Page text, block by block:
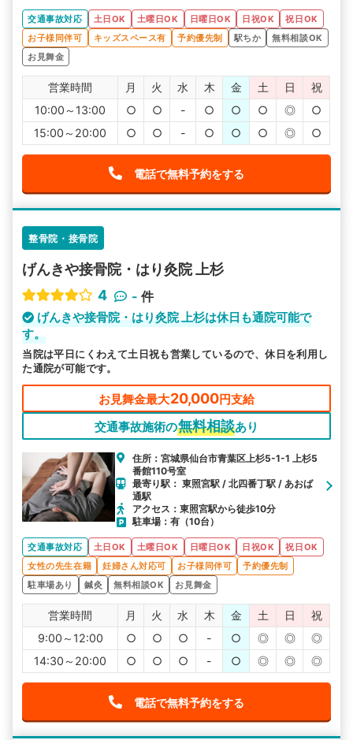
交通事故対応 土日OK 土曜日OK 日曜日OK 日祝OK
祝日OK
お子様同伴可
キッズスペース有 予約優先制 駅ちか
無料相談OK
お見舞金
営業時間 月 火 水 木 金 土 日
祝
10:00～13:00
○ ○ - ○ ○ ○ ◎
○
15:00～20:00
○ ○ - ○ ○ ○ ◎ ○
電話で無料予約をする
整骨院・接骨院
げんきや接骨院・はり灸院 上杉
4
- 件
げんきや接骨院・はり灸院 上杉は休日も通院可能で
す。
当院は平日にくわえて土日祝も営業しているので、休日を利用し
た通院が可能です。
お見舞金最大20,000円支給
交通事故施術の無料相談あり
住所：宮城県仙台市青葉区上杉5-1-1 上杉5
番館110号室
最寄り駅： 東照宮駅 / 北四番丁駅 / あおば
通駅
アクセス：東照宮駅から徒歩10分
駐車場：有（10台）
交通事故対応 土日OK 土曜日OK 日曜日OK 日祝OK
祝日OK
女性の先生在籍
妊婦さん対応可 お子様同伴可
予約優先制
駐車場あり
鍼灸 無料相談OK お見舞金
営業時間 月 火 水 木 金 土 日
祝
9:00～12:00
○ ○ ○ - ○ ◎ ◎
◎
14:30～20:00
○ ○ ○ - ○ ◎ ◎ ◎
電話で無料予約をする